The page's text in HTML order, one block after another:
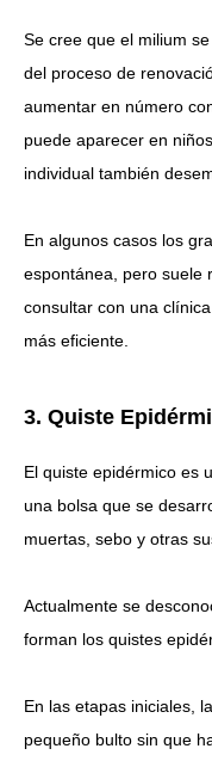
Se cree que el milium
del proceso de
aumentar en número
puede aparecer en
individual también
En algunos casos los
espontánea, pero suele
consultar con una
más eficiente.
3. Quiste
El quiste epidérmico es
una bolsa que se
muertas, sebo y otras
Actualmente se
forman los quistes
En las etapas iniciales,
pequeño bulto sin que